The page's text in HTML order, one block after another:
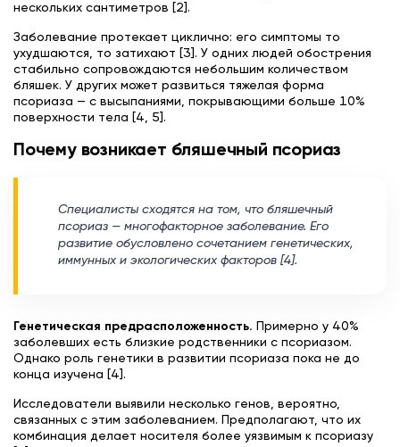
нескольких сантиметров [2].
Заболевание протекает циклично: его симптомы то
ухудшаются, то затихают [3]. У одних людей обострения
стабильно сопровождаются небольшим количеством
бляшек. У других может развиться тяжелая форма
псориаза — с высыпаниями, покрывающими больше 10%
поверхности тела [4, 5].
Почему возникает бляшечный псориаз
Специалисты сходятся на том, что бляшечный
псориаз — многофакторное заболевание. Его
развитие обусловлено сочетанием генетических,
иммунных и экологических факторов [4].
Генетическая предрасположенность. Примерно у 40%
заболевших есть близкие родственники с псориазом.
Однако роль генетики в развитии псориаза пока не до
конца изучена [4].
Исследователи выявили несколько генов, вероятно,
связанных с этим заболеванием. Предполагают, что их
комбинация делает носителя более уязвимым к псориазу